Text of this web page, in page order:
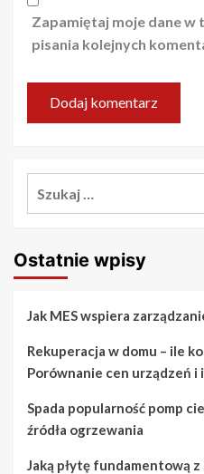
Zapamiętaj moje dane w
pisania kolejnych
Ostatnie wpisy
Jak MES wspiera
Rekuperacja w domu – ile
Porównanie cen urządzeń i
Spada popularność pomp
źródła ogrzewania
Jaką płytę fundamentową